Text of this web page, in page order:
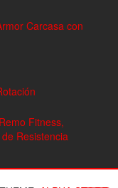
Carcasa con
Fitness,
Resistencia